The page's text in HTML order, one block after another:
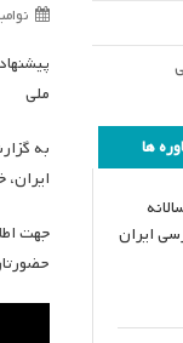
نوامبر 25,
ملی
ها
ایران